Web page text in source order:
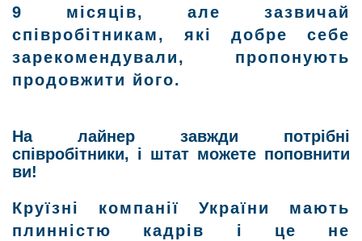
9 місяців, але зазвичай
співробітникам, які добре себе
зарекомендували, пропонують
продовжити його.
На лайнер завжди потрібні
співробітники, і штат можете поповнити
ви!
Круїзні компанії України мають
плинністю кадрів і це не